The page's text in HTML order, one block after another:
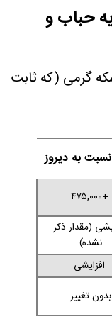
حباب و
گرمی (که ثابت
نسبت به دیروز
+۴۷۵,۰۰۰
(مقدار ذکر
نشده)
افزایشی
بدون تغییر